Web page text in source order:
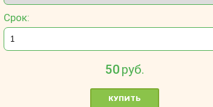
Срок:
50 руб.
КУПИТЬ